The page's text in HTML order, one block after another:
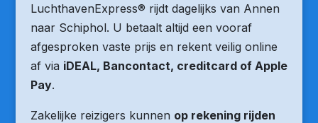
LuchthavenExpress® rijdt dagelijks van Annen
naar Schiphol. U betaalt altijd een vooraf
afgesproken vaste prijs en rekent veilig online
af via iDEAL, Bancontact, creditcard of Apple
Pay.
Zakelijke reizigers kunnen op rekening rijden